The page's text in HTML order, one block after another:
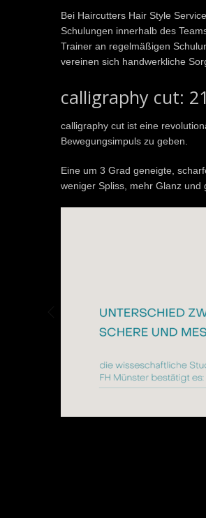
Bei Haircutters Hair Style
Schulungen innerhalb des
Trainer an regelmäßigen
vereinen sich handwerkliche
calligraphy cut:
calligraphy cut ist eine
Bewegungsimpuls zu geben.
Eine um 3 Grad geneigte,
weniger Spliss, mehr Glanz und